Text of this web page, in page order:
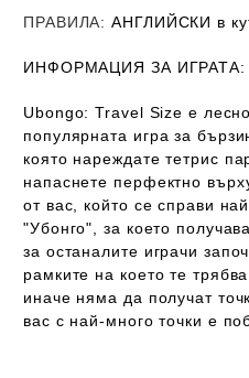
ПРАВИЛА: АНГЛИЙСКИ в
ИНФОРМАЦИЯ ЗА ИГРАТА:
Ubongo: Travel Size е
популярната игра за
която нареждате тетрис
напаснете перфектно
от вас, който се справи
"Убонго", за което
за останалите играчи
рамките на което те
иначе няма да получат
вас с най-много точки е